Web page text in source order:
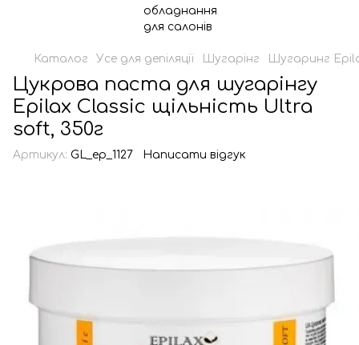
Каталог Усе для депіляції Шугарінг Шугаринг
Цукрова паста для шугарінгу
Epilax Classic щільність Ultra
soft, 350г
Артикул: GL_ep_1127 Написати відгук